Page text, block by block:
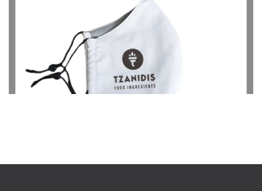
Μάσκες